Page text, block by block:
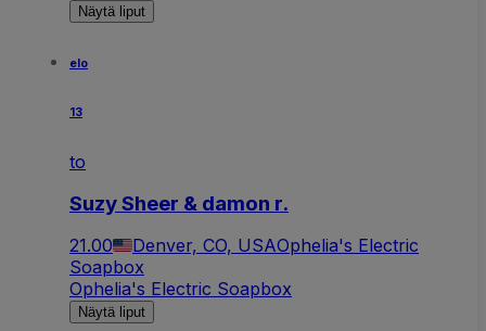
Näytä liput
elo
13
to
Suzy Sheer & damon r.
21.00 Denver, CO, USAOphelia's Electric
Soapbox
Ophelia's Electric Soapbox
Näytä liput